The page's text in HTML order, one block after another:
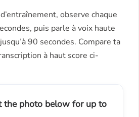
observe chaque
puis parle à voix haute
90 secondes. Compare ta
à haut score ci-
the photo below for up to